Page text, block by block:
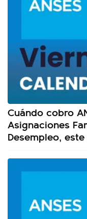
Cuándo cobro
Asignaciones
Desempleo,